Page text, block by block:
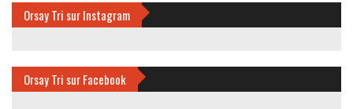
Orsay Tri sur Instagram
Orsay Tri sur Facebook